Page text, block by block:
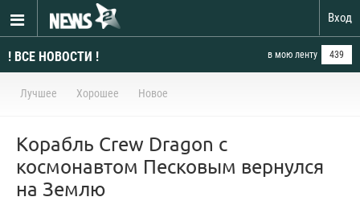
Вход
! ВСЕ НОВОСТИ ! в мою ленту 439
Лучшее Хорошее Новое
Корабль Crew Dragon с
космонавтом Песковым вернулся
на Землю